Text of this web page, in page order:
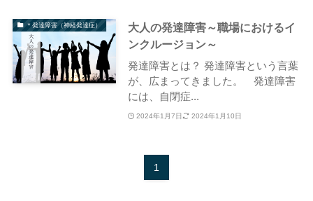
＊発達障害（神経発達症）
大人の発達障害～職場におけるイ
ンクルージョン～
発達障害とは？ 発達障害という言葉
が、広まってきました。 発達障害
には、自閉症...
2024年1月7日 2024年1月10日
1